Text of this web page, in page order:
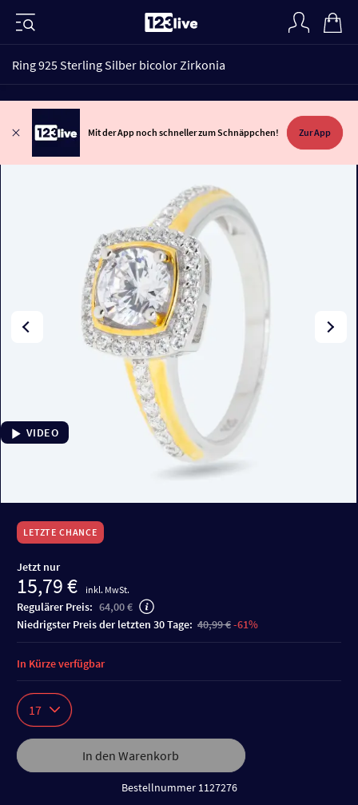
Ring 925 Sterling Silber bicolor Zirkonia
Mit der App noch schneller zum Schnäppchen! Zur App
VIDEO
LETZTE CHANCE
Jetzt nur
15,79 € inkl. MwSt.
Regulärer Preis: 64,00 €
niedrigster Preis der letzten 30 Tage: 40,99 €-61%
17
In den Warenkorb
Bestellnummer 1127276
In Kürze verfügbar